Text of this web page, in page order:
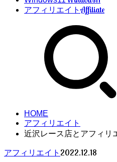
アフィリエイトAffiliate
HOME
アフィリエイト
近沢レース店とアフィリ
アフィリエイト 2022.12.18